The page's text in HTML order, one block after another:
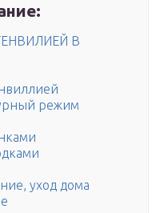
В
режим
уход дома